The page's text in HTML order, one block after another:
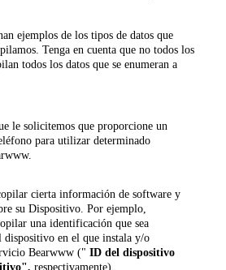
ejemplos de los tipos de datos que
Tenga en cuenta que no todos los
todos los datos que se enumeran a
le solicitemos que proporcione un
para utilizar determinado
cierta información de software y
su Dispositivo. Por ejemplo,
una identificación que sea
dispositivo en el que instala y/o
Bearwww ("ID del dispositivo
respectivamente).